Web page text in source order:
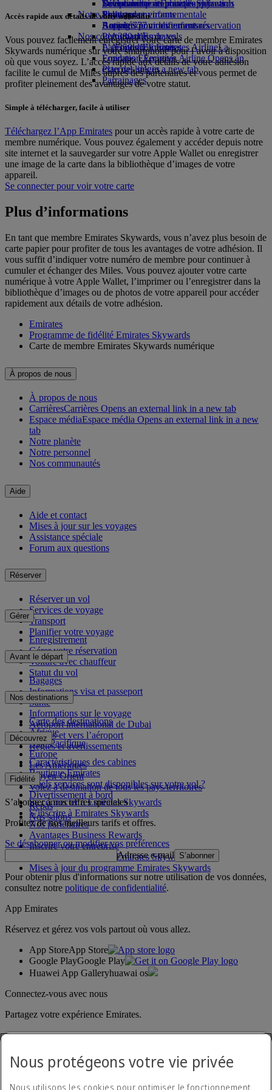
Boissons
Notre flotte
Boeing 777
L’A380 d’Emirates
L’A350 d’Emirates
Emirates Executive
Plan des sièges
Divertissements pour les enfants
Jouets pour enfants
Activités pour les enfants
La durabilité en pratique
Politique environnementale
Rapports environnementaux
Nos communautés
La Fondation Emirates AirlineLa
Fondation Emirates Airline Opens an
external link in a new tab
Parrainages
Se connecter à Emirates Skywards
Skywards+
Téléphone portable et l'application
Emirates
Annuler ou modifier une réservation
Perturbations de vols
À propos d’Emirates
Accès rapide aux détails de votre adhésion
Vous pouvez facilement enregistrer votre carte de membre Emirates
Skywards numérique sur votre smartphone pour l’avoir à disposition
où que vous soyez. L’accès rapide aux détails de votre adhésion
facilite le cumul de Miles auprès des partenaires et vous permet de
profiter pleinement des avantages de votre statut.
Simple à télécharger, facile à utiliser
Téléchargez l’App Emirates pour un accès rapide à votre carte de
membre numérique. Vous pouvez également y accéder depuis notre
site internet et la sauvegarder sur votre Apple Wallet ou enregistrer
une image de la carte dans la bibliothèque d’images de votre
appareil.
Se connecter pour voir votre carte
Plus d’informations
En tant que membre Emirates Skywards, vous n’avez plus besoin de
carte papier pour profiter de tous les avantages de votre adhésion. Il
vous suffit d’indiquer votre numéro de membre pour continuer à
cumuler et échanger des Miles. Vous pouvez ajouter votre carte
numérique à votre Apple Wallet, l’imprimer ou l’enregistrer dans la
bibliothèque d’images ou de photos de votre appareil pour accéder
rapidement aux détails de votre adhésion.
Emirates
Programme de fidélité Emirates Skywards
Carte de membre Emirates Skywards numérique
À propos de nous
À propos de nous
CarrièresCarrières Opens an external link in a new tab
Espace médiaEspace média Opens an external link in a new
tab
Notre planète
Notre personnel
Nos communautés
Aide
Aide et contact
Mises à jour sur les voyages
Assistance spéciale
Forum aux questions
Réserver
Réserver un vol
Services de voyage
Transport
Planifier votre voyage
Gérer
Enregistrement
Gérer votre réservation
Voiture avec chauffeur
Statut du vol
Avant le départ
Bagages
Informations visa et passeport
Santé
Informations sur le voyage
Aéroport international de Dubai
Depuis et vers l’aéroport
Règles et avertissements
Nos destinations
Carte des destinations
Afrique
Asie-Pacifique
Europe
Les Amériques
Moyen-Orient
Volez à destination de tous les pays/territoires
Découvrez
Caractéristiques des cabines
Boutique Emirates
Quels services sont disponibles sur votre vol ?
Divertissement à bord
Repas
Nos salons
Fidélité
Se connecter à Emirates Skywards
S’inscrire à Emirates Skywards
Nos partenaires
Avantages Business Rewards
Inscrire votre entreprise
Règles du programme Emirates Skywards
Mises à jour du programme Emirates Skywards
S’abonner à nos offres spéciales
Profitez de nos meilleurs tarifs et offres.
Se désabonner ou modifier vos préférences
Adresse e-mail S’abonner
Pour obtenir plus d'informations sur notre utilisation de vos données,
consultez notre politique de confidentialité.
App Emirates
Réservez et gérez vos vols partout où vous allez.
App StoreApp Store
Google PlayGoogle Play
Huawei App Galleryhuawai os
Connectez-vous avec nous
Partagez votre expérience Emirates.
Nous protégeons votre vie privée
Nous utilisons les cookies pour optimiser le fonctionnement